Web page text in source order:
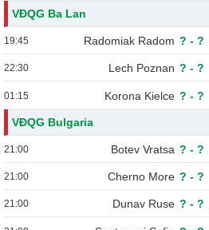
VĐQG Ba Lan
19:45 Radomiak Radom ? -?
22:30 Lech Poznan ? -?
01:15 Korona Kielce ? -?
VĐQG Bulgaria
21:00 Botev Vratsa ? -?
21:00 Cherno More ? -?
21:00 Dunav Ruse ? -?